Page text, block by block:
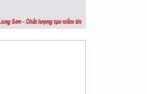
việc gần đường dây điện?